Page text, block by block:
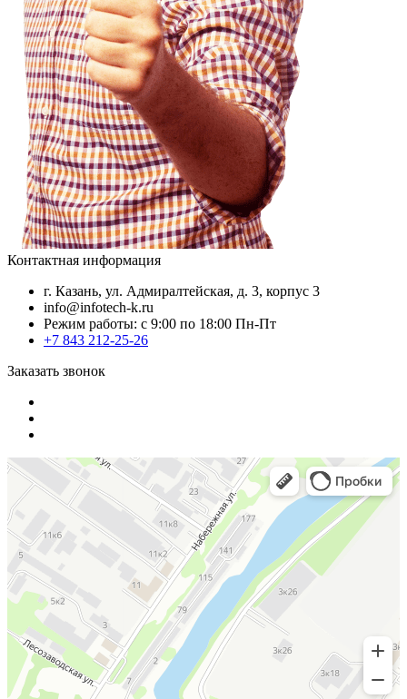
Контактная информация
г. Казань, ул. Адмиралтейская, д. 3, корпус 3
info@infotech-k.ru
Режим работы: с 9:00 по 18:00 Пн-Пт
+7 843 212-25-26
Заказать звонок